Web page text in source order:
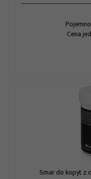
Cena
Smar do kopyt z